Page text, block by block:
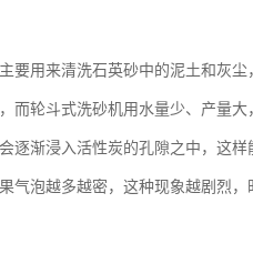
要用来清洗石英砂中的泥土和灰
轮斗式洗砂机用水量少、产量大
逐渐浸入活性炭的孔隙之中，这
气泡越多越密，这种现象越剧烈